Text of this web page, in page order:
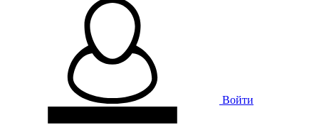
Войти